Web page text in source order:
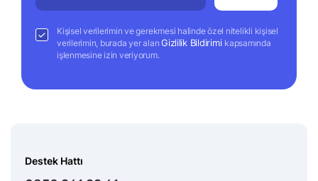
Kişisel verilerimin ve gerekmesi halinde özel nitelikli kişisel
verilerimin, burada yer alanGizlilik Bildirimi kapsamında
işlenmesine izin veriyorum.
Destek Hattı